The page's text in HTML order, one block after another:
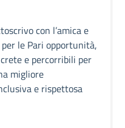
con l’amica e
le Pari opportunità,
e percorribili per
migliore
e rispettosa